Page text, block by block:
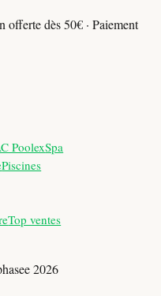
offerte dès 50€ · Paiement
PoolexSpa
Piscines
Top ventes
2026